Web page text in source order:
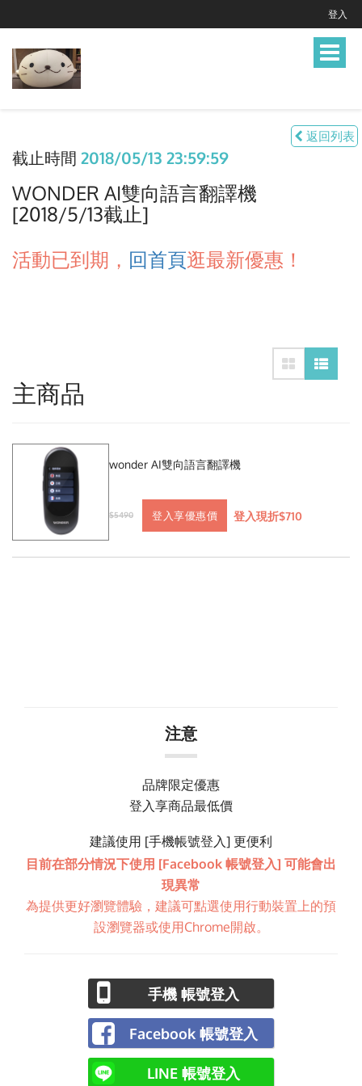
登入
Toggle
返回列表
截止時間 2018/05/13 23:59:59
WONDER AI雙向語言翻譯機
[2018/5/13截止]
活動已到期， 回首頁逛最新優惠！
主商品
wonder AI雙向語言翻譯機
$5490 登入享優惠價 登入現折$710
注意
品牌限定優惠
登入享商品最低價
建議使用 [手機帳號登入] 更便利
目前在部分情況下使用 [Facebook 帳號登入] 可能會出
現異常
為提供更好瀏覽體驗，建議可點選使用行動裝置上的預
設瀏覽器或使用Chrome開啟。
手機 帳號登入
Facebook 帳號登入
LINE 帳號登入